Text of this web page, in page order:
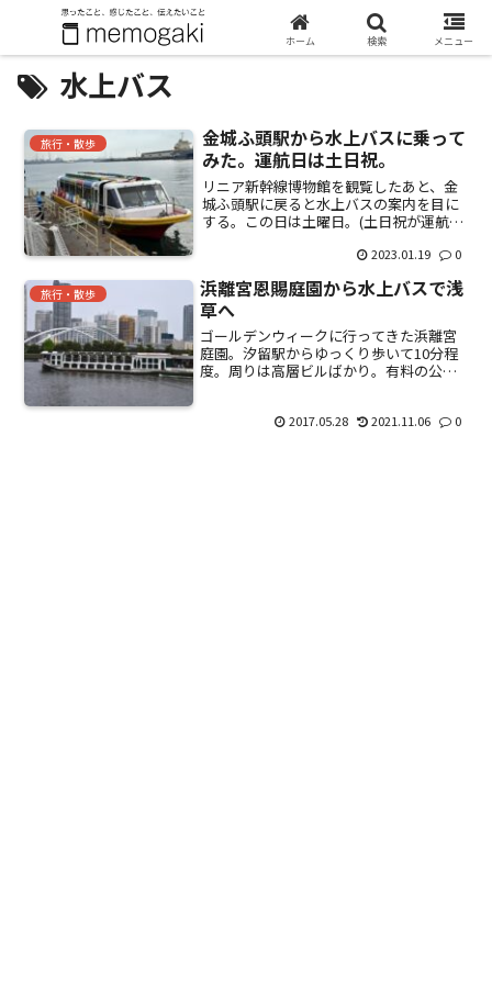
水上バス
旅行・散歩
金城ふ頭駅から水上バスに乗って
みた。運航日は土日祝。
リニア新幹線博物館を観覧したあと、金
城ふ頭駅に戻ると水上バスの案内を目に
する。この日は土曜日。(土日祝が運航
たので、乗ってみることに。案内通り少
く設置されていた。最長で...
2023.01.19 0
旅行・散歩
浜離宮恩賜庭園から水上バスで浅
草へ
ゴールデンウィークに行ってきた浜離宮
庭園。汐留駅からゆっくり歩いて10分程
度。周りは高層ビルばかり。有料の公園
い大自然。緑豊か。とにかく広い。お茶
2017.05.28 2021.11.06 0
ホーム 検索 メニュー